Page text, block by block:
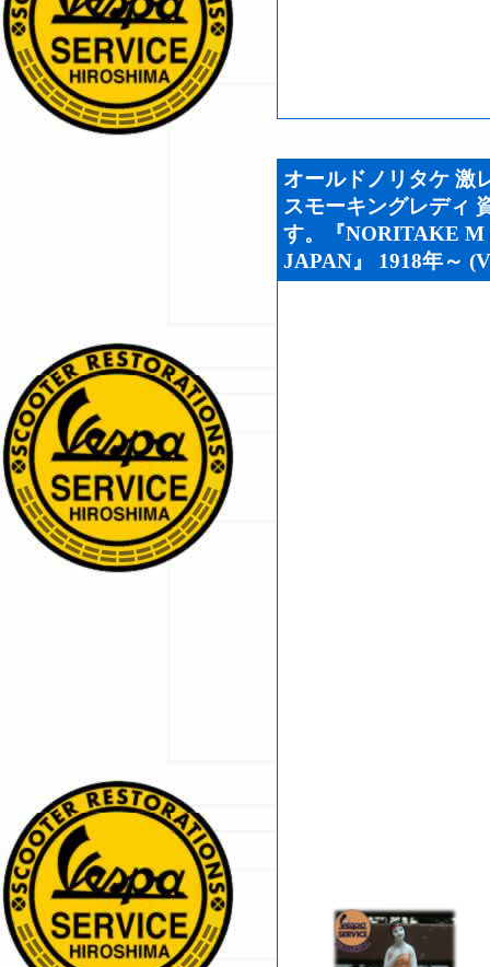
オールドノリタケ 激
スモーキングレディ
す。『NORITAKE
JAPAN』 1918年～